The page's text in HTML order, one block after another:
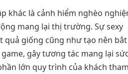
khác là cảnh hiểm nghèo
mang lại thị trường. Sự sexy
quả giống cũng như tạo nên bắt
gây tương tác mang lại
lớn quy trình của khách